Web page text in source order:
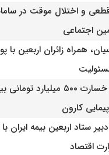
و اختلال موقت در
اجتماعی
همراه زائران اربعین
پرداخت خسارت ۵۰۰ میلیارد
کارون
ستاد اربعین بیمه ایران
اقتصاد